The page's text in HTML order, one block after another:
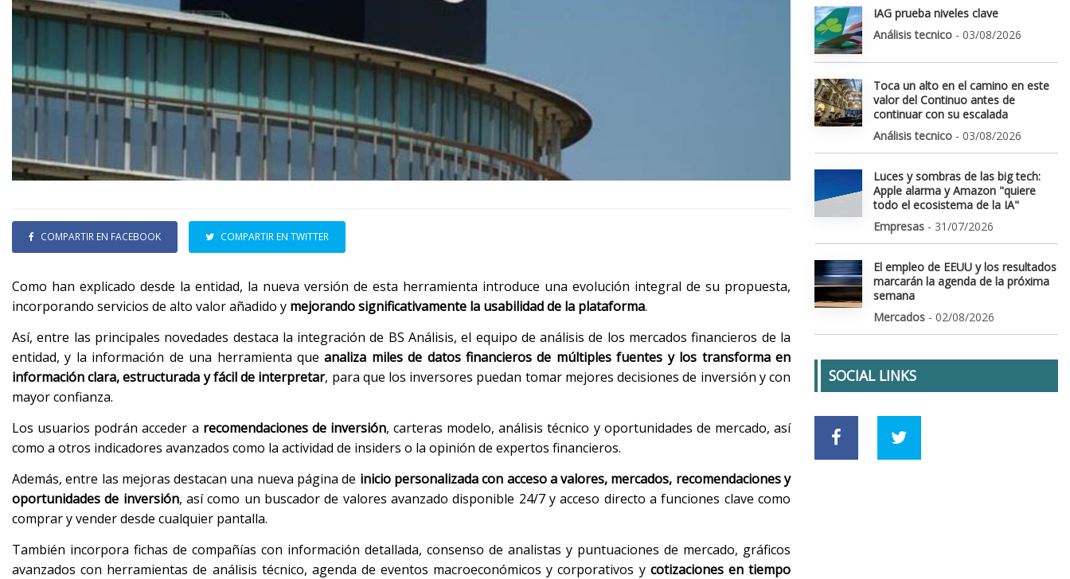
COMPARTIR EN FACEBOOK COMPARTIR EN TWITTER
Como han explicado desde la entidad, la nueva versión de esta herramienta introduce una evolución integral de su propuesta,
incorporando servicios de alto valor añadido y mejorando significativamente la usabilidad de la plataforma.
Así, entre las principales novedades destaca la integración de BS Análisis, el equipo de análisis de los mercados financieros de la
entidad, y la información de una herramienta queanaliza miles de datos financieros de múltiples fuentes y los transforma en
información clara, estructurada y fácil de interpretar, para que los inversores puedan tomar mejores decisiones de inversión y con
mayor confianza.
Los usuarios podrán acceder a recomendaciones de inversión, carteras modelo, análisis técnico y oportunidades de mercado, así
como a otros indicadores avanzados como la actividad de insiders o la opinión de expertos financieros.
Además, entre las mejoras destacan una nueva página de inicio personalizada con acceso a valores, mercados, recomendaciones y
oportunidades de inversión, así como un buscador de valores avanzado disponible 24/7 y acceso directo a funciones clave como
comprar y vender desde cualquier pantalla.
También incorpora fichas de compañías con información detallada, consenso de analistas y puntuaciones de mercado, gráficos
avanzados con herramientas de análisis técnico, agenda de eventos macroeconómicos y corporativos y cotizaciones en tiempo
IAG prueba niveles clave
Análisis tecnico - 03/08/2026
Toca un alto en el camino en este
valor del Continuo antes de
continuar con su escalada
Análisis tecnico - 03/08/2026
Luces y sombras de las big tech:
Apple alarma y Amazon "quiere
todo el ecosistema de la IA"
Empresas - 31/07/2026
El empleo de EEUU y los resultados
marcarán la agenda de la próxima
semana
Mercados - 02/08/2026
SOCIAL LINKS